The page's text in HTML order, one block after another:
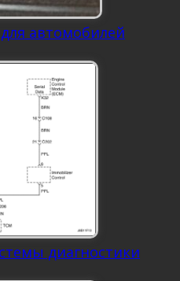
автомобилей
диагностики